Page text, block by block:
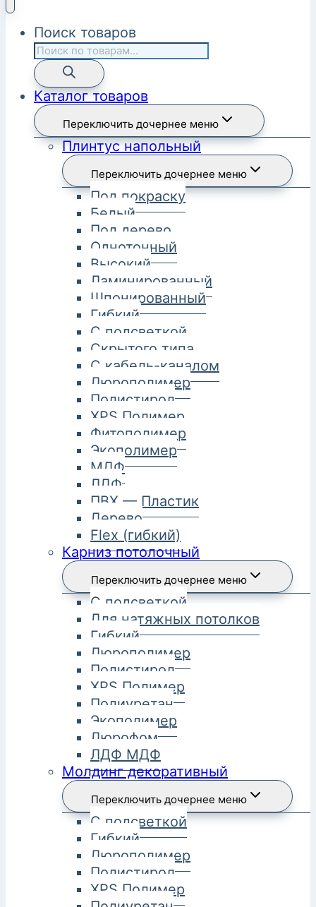
Поиск товаров
Каталог товаров
Переключить дочернее меню
Плинтус напольный
Переключить дочернее меню
Под покраску
Белый
Под дерево
Однотонный
Высокий
Ламинированный
Шпонированный
Гибкий
С подсветкой
Скрытого типа
С кабель-каналом
Дюрополимер
Полистирол
XPS Полимер
Фитополимер
Экополимер
МДФ
ЛДФ
ПВХ — Пластик
Дерево
Flex (гибкий)
Карниз потолочный
Переключить дочернее меню
С подсветкой
Для натяжных потолков
Гибкий
Дюрополимер
Полистирол
XPS Полимер
Полиуретан
Экополимер
Дюрофом
ЛДФ МДФ
Молдинг декоративный
Переключить дочернее меню
С подсветкой
Гибкий
Дюрополимер
Полистирол
XPS Полимер